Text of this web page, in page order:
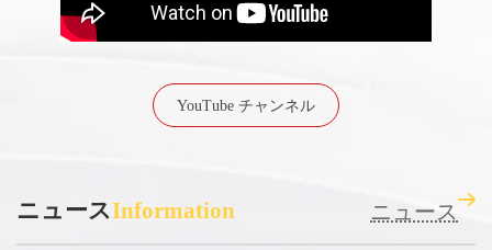
YouTube チャンネル
ニュースInformation ニュース